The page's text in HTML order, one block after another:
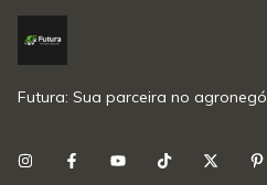
Futura: Sua parceira no